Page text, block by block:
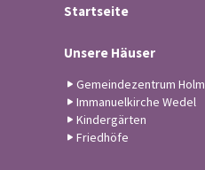
Startseite
Unsere Häuser
Gemeindezentrum Holm
Immanuelkirche Wedel
Kindergärten
Friedhöfe